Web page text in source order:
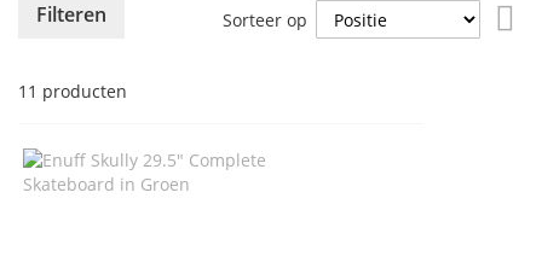
11 producten
Sorteer op
Filteren